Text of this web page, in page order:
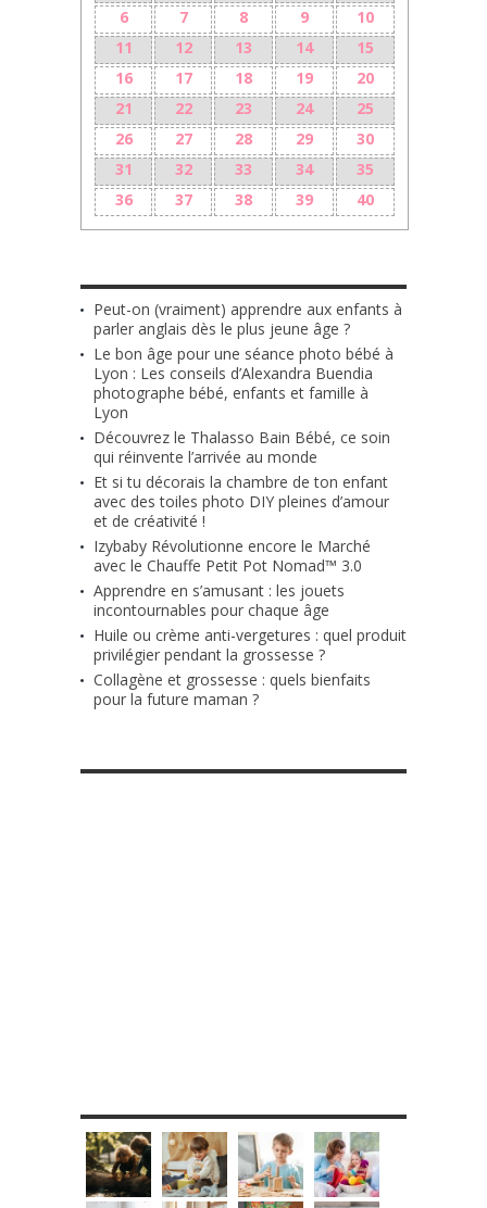
6
7 8 9
10
11
12 13 14
15
16
17 18 19
20
21
22 23 24
25
26
27 28 29
30
31
32 33 34
35
36
37 38 39 40
Peut-on (vraiment) apprendre aux enfants à
parler anglais dès le plus jeune âge ?
Le bon âge pour une séance photo bébé à
Lyon : Les conseils d’Alexandra Buendia
photographe bébé, enfants et famille à
Lyon
Découvrez le Thalasso Bain Bébé, ce soin
qui réinvente l’arrivée au monde
Et si tu décorais la chambre de ton enfant
avec des toiles photo DIY pleines d’amour
et de créativité !
Izybaby Révolutionne encore le Marché
avec le Chauffe Petit Pot Nomad™ 3.0
Apprendre en s’amusant : les jouets
incontournables pour chaque âge
Huile ou crème anti-vergetures : quel produit
privilégier pendant la grossesse ?
Collagène et grossesse : quels bienfaits
pour la future maman ?